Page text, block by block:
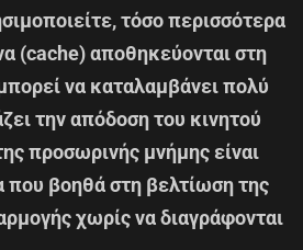
τόσο περισσότερα
(cache) αποθηκεύονται στη
να καταλαμβάνει πολύ
την απόδοση του κινητού
προσωρινής μνήμης είναι
που βοηθά στη βελτίωση της
χωρίς να διαγράφονται